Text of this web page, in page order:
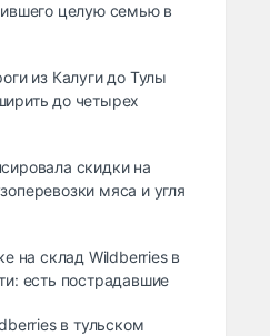
целую семью в
из Калуги до Тулы
до четырех
скидки на
мяса и угля
на склад Wildberries в
есть пострадавшие
в тульском